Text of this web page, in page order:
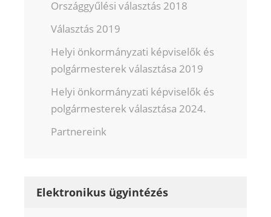
Országgyűlési választás 2018
Választás 2019
Helyi önkormányzati képviselők és
polgármesterek választása 2019
Helyi önkormányzati képviselők és
polgármesterek választása 2024.
Partnereink
Elektronikus ügyintézés